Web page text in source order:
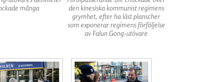
många
den kinesiska kommunist regimens
grymhet, efter ha läst planscher
som exponerar regimens förföljelse
av Falun Gong-utövare